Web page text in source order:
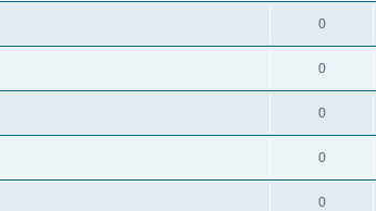
0
0
0
0
0